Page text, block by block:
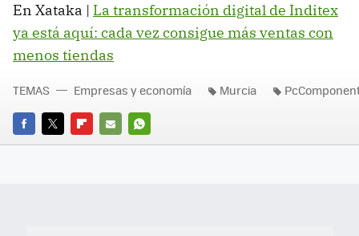
En Xataka | La transformación digital de Inditex
ya está aquí: cada vez consigue más ventas con
menos tiendas
FACEBOOK
TWITTERFLIPBOARD
E-
WHATSAPP
TEMAS Empresas y economía Murcia